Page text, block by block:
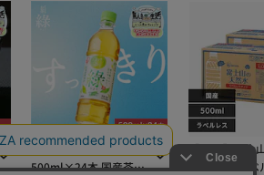
アイリスのお茶 綠 緑茶
500ml×24本 国産茶葉
【48本】富士
水 500ml ラベ